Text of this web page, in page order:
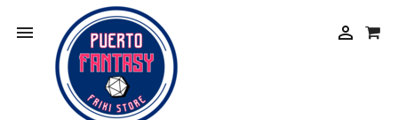
 